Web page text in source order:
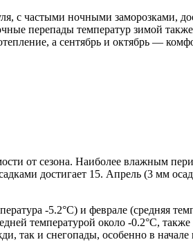
с частыми ночными заморозками,
перепады температур зимой
а сентябрь и октябрь —
от сезона. Наиболее влажным
достигает 15. Апрель (3 мм
-5.2°C) и феврале (средняя
температурой около -0.2°C,
так и снегопады, особенно в